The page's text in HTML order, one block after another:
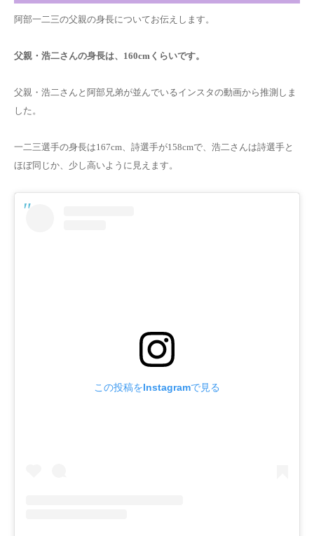
阿部一二三の父親の身長についてお伝えします。
父親・浩二さんの身長は、160cmくらいです。
父親・浩二さんと阿部兄弟が並んでいるインスタの動画から推測しま
した。
一二三選手の身長は167cm、詩選手が158cmで、 浩二さんは詩選手と
ほぼ同じか、少し高いように見えます。
この投稿をInstagramで見る